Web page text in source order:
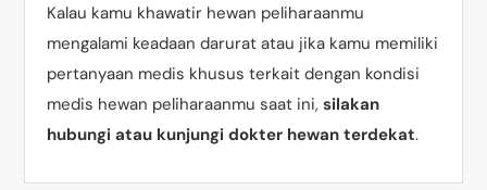
Kalau kamu khawatir hewan peliharaanmu
mengalami keadaan darurat atau jika kamu memiliki
pertanyaan medis khusus terkait dengan kondisi
medis hewan peliharaanmu saat ini,silakan
hubungi atau kunjungi dokter hewan terdekat.